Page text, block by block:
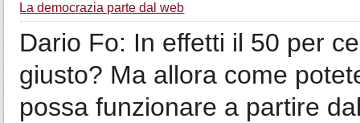
La democrazia parte dal web
Dario Fo: In effetti il 50 per
giusto? Ma allora come
possa funzionare a partire